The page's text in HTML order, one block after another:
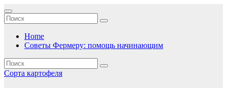
Перейти
к
содержимому
Home
Советы Фермеру: помощь начинающим
Сорта картофеля